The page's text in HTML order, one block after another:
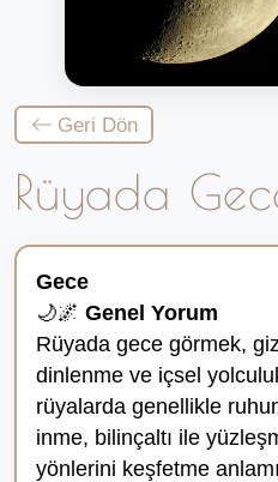
Geri Dön
Rüyada
Gece
🌙🌌 Genel Yorum
Rüyada gece görmek,
dinlenme ve içsel
rüyalarda genellikle
inme, bilinçaltı ile
yönlerini keşfetme